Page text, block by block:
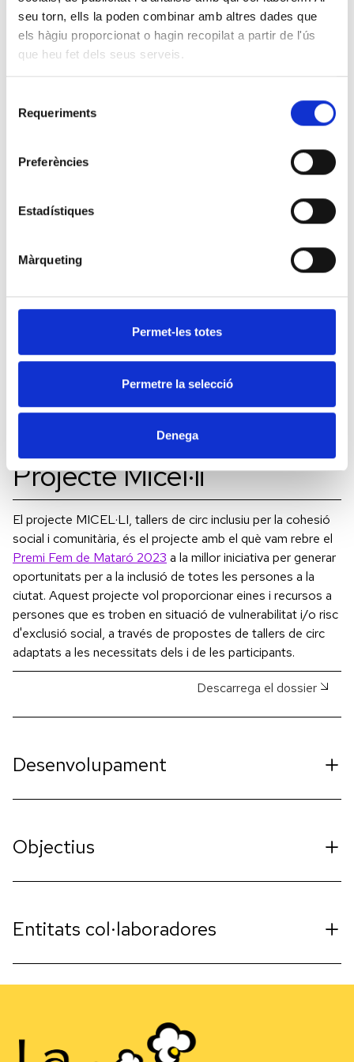
seu torn, ells la poden combinar amb altres dades que
els hàgiu proporcionat o hagin recopilat a partir de l'ús
que heu fet dels seus serveis.
Requeriments
Preferències
Estadístiques
Màrqueting
Permet-les totes
Permetre la selecció
Denega
Malabars modulars
Elements pensats i dissenyats perquè qualsevol
persona pugui viure l’experiència del circ!
Projecte Micel·li
El projecte MICEL·LI, tallers de circ inclusiu per la cohesió
social i comunitària, és el projecte amb el què vam rebre el
Premi Fem de Mataró 2023 a la millor iniciativa per generar
oportunitats per a la inclusió de totes les persones a la
ciutat. Aquest projecte vol proporcionar eines i recursos a
persones que es troben en situació de vulnerabilitat i/o risc
d'exclusió social, a través de propostes de tallers de circ
adaptats a les necessitats dels i de les participants.
Descarrega el dossier
Desenvolupament
Objectius
Entitats col·laboradores
experta en formació de malabars adaptats i de
Centre d'Investigació Pedagògica d'Arts del Circ.